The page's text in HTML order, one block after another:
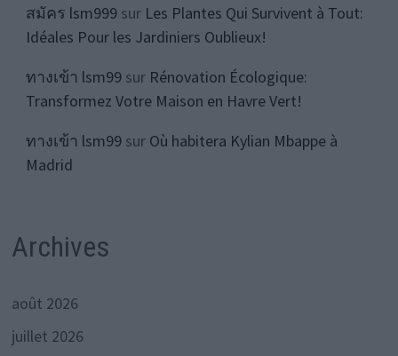
สมัคร lsm999sur Les Plantes Qui Survivent à Tout:
Idéales Pour les Jardiniers Oublieux!
ทางเข้า lsm99sur Rénovation Écologique:
Transformez Votre Maison en Havre Vert!
ทางเข้า lsm99sur Où habitera Kylian Mbappe à
Madrid
Archives
août 2026
juillet 2026